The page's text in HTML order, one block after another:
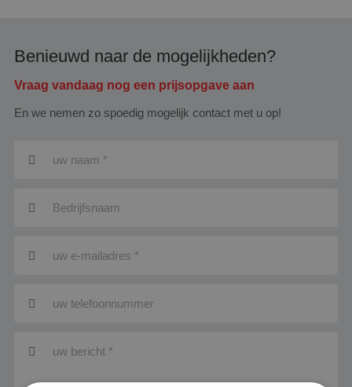
Benieuwd naar de mogelijkheden?
Vraag vandaag nog een prijsopgave aan
En we nemen zo spoedig mogelijk contact met u op!